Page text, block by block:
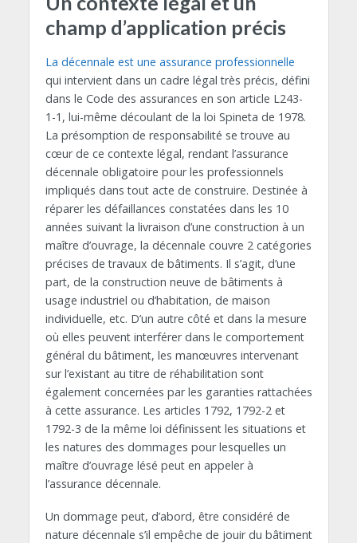
champ d’application précis
La décennale est une assurance professionnelle
qui intervient dans un cadre légal très précis, défini
dans le Code des assurances en son article L243-
1-1, lui-même découlant de la loi Spineta de 1978.
La présomption de responsabilité se trouve au
cœur de ce contexte légal, rendant l’assurance
décennale obligatoire pour les professionnels
impliqués dans tout acte de construire. Destinée à
réparer les défaillances constatées dans les 10
années suivant la livraison d’une construction à un
maître d’ouvrage, la décennale couvre 2 catégories
précises de travaux de bâtiments. Il s’agit, d’une
part, de la construction neuve de bâtiments à
usage industriel ou d’habitation, de maison
individuelle, etc. D’un autre côté et dans la mesure
où elles peuvent interférer dans le comportement
général du bâtiment, les manœuvres intervenant
sur l’existant au titre de réhabilitation sont
également concernées par les garanties rattachées
à cette assurance. Les articles 1792, 1792-2 et
1792-3 de la même loi définissent les situations et
les natures des dommages pour lesquelles un
maître d’ouvrage lésé peut en appeler à
l’assurance décennale.
Un dommage peut, d’abord, être considéré de
nature décennale s’il empêche de jouir du bâtiment